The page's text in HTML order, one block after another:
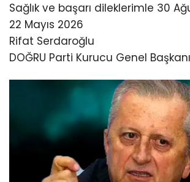
Sağlık ve başarı dileklerimle 30
22 Mayıs 2026
Rifat Serdaroğlu
DOĞRU Parti Kurucu Genel Başkanı